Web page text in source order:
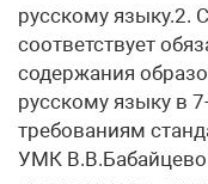
русскому языку.2.
соответствует
содержания
русскому языку в
требованиям
УМК